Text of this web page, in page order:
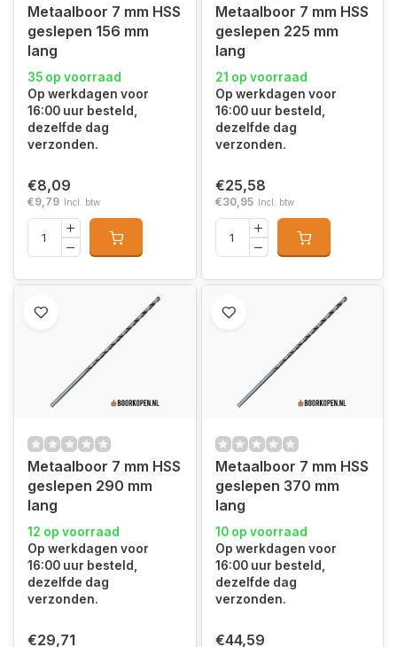
Metaalboor 7 mm HSS
geslepen 156 mm
lang
35 op voorraad
Op werkdagen voor
16:00 uur besteld,
dezelfde dag
verzonden.
€8,09
€9,79 Incl. btw
Metaalboor 7 mm HSS
geslepen 225 mm
lang
21 op voorraad
Op werkdagen voor
16:00 uur besteld,
dezelfde dag
verzonden.
€25,58
€30,95 Incl. btw
Metaalboor 7 mm HSS
geslepen 290 mm
lang
12 op voorraad
Op werkdagen voor
16:00 uur besteld,
dezelfde dag
verzonden.
€29,71
Metaalboor 7 mm HSS
geslepen 370 mm
lang
10 op voorraad
Op werkdagen voor
16:00 uur besteld,
dezelfde dag
verzonden.
€44,59